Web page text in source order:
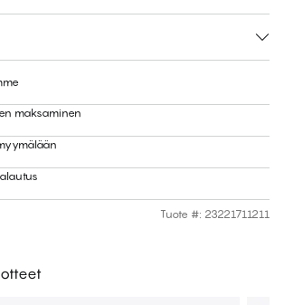
maksaminen
Tuote #: 23221711211